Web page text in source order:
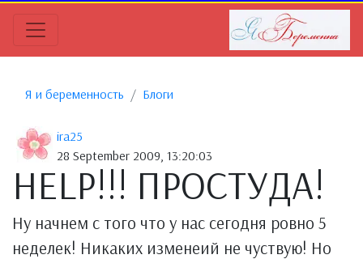
Я и беременность Блоги
ira25
28 September 2009, 13:20:03
HELP!!! ПРОСТУДА!
Ну начнем с того что у нас сегодня ровно 5
неделек! Никаких изменеий не чуствую! Но